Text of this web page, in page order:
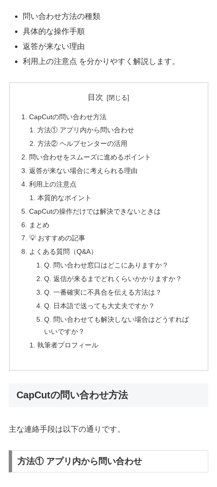
問い合わせ方法の種類
具体的な操作手順
返答が来ない理由
利用上の注意点 を分かりやすく解説します。
目次
CapCutの問い合わせ方法
方法① アプリ内から問い合わせ
方法② ヘルプセンターの活用
問い合わせをスムーズに進めるポイント
返答が来ない場合に考えられる理由
利用上の注意点
本質的なポイント
CapCutの操作だけでは解決できないときは
まとめ
💡 おすすめの記事
よくある質問（Q&A）
Q. 問い合わせ窓口はどこにありますか？
Q. 返信が来るまでどれくらいかかりますか？
Q. 一番確実に不具合を伝える方法は？
Q. 日本語で送っても大丈夫ですか？
Q. 問い合わせても解決しない場合はどうすれば
いいですか？
執筆者プロフィール
CapCutの問い合わせ方法
主な連絡手段は以下の通りです。
方法① アプリ内から問い合わせ